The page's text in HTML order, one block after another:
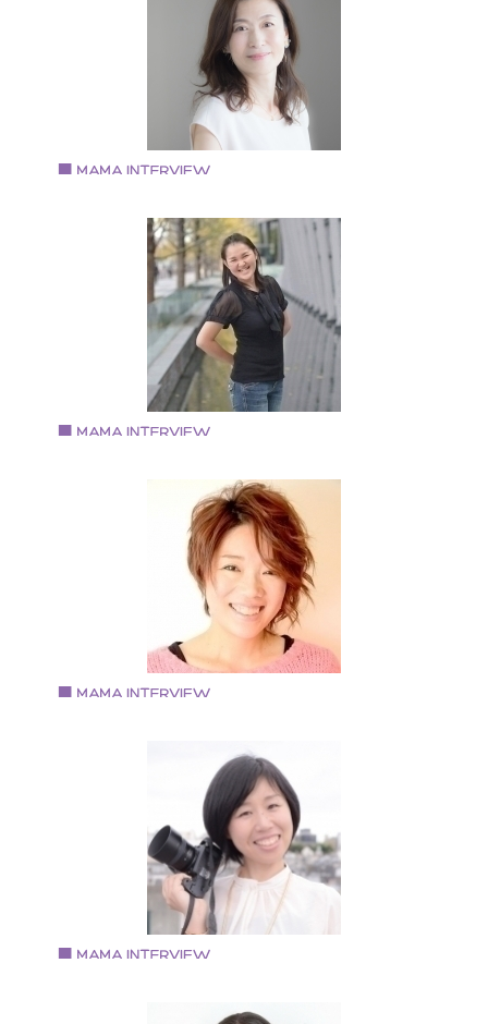
プロフィール 大阪・堺市出身 フランス国立音楽院でク
ッシックサックスを専攻 4年の留学後、帰国 イベント
社の社員等の仕事を経て、 クラッシック出身の女性デ
オtricoloreを結成。 サックス・コーラスを担当 公式
HP:http://tricolore-net.jp/
五十嵐 律子さん
福島県会津若松市出身 転勤族の妻で3児の母 産後ケア
ペシャリスト、チャイルドマインダー、AEAJアロマテ
ピーインストラクター等資格保有 2018年 『Magie du
bonheur』を立ち上げ、女性をサポートするサービス、
ツールを提供
子育て研究会代表 子育て研究家
秋田県出身 ２児のママ 子育て研究会代表として活動
ご神託アーティスト・ボイスヒーラー
1979年生まれ 愛知県出身 大阪府在住 2003年名古
屋・岐阜を中心に音楽活動を開始。 2011年～13年
スヒーリングアカデミーを東京にて開校。
サンクチュアリ出版にてトークイベン
を開催。 2013年 出産のため活動を休止 2018年 ボ
スセラピストとして活動を再開 現在はカラオケパーテ
ーを毎月開催中。 https://noahvoice.love